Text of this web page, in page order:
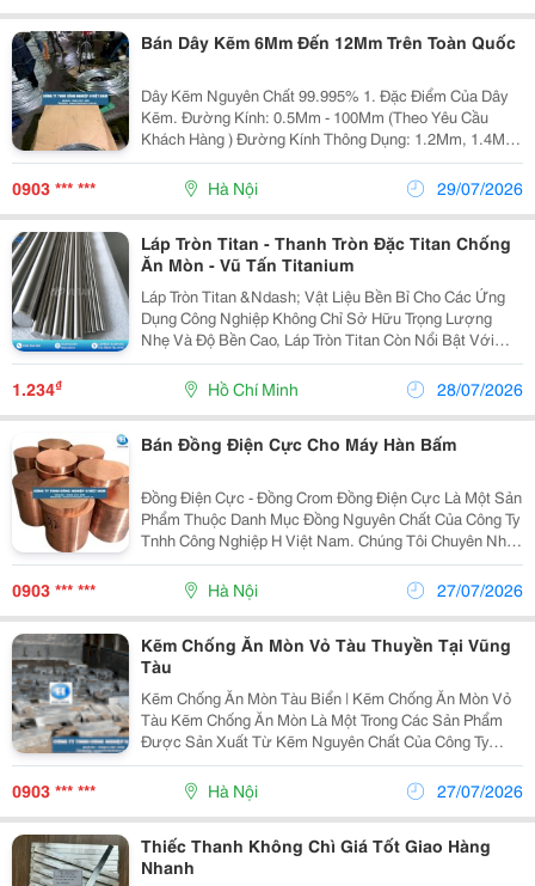
Bán Dây Kẽm 6Mm Đến 12Mm Trên Toàn Quốc
Dây Kẽm Nguyên Chất 99.995% 1. Đặc Điểm Của Dây
Kẽm. Đường Kính: 0.5Mm - 100Mm (Theo Yêu Cầu
Khách Hàng ) Đường Kính Thông Dụng: 1.2Mm, 1.4Mm,
2.0Mm, 2.5Mm, 3.0Mm Đóng Gói: 10-20Kg/Lô Nhựa,
10-25Kg/Cuộn, 50-250Kg/Thùng. 2. Thành Phần Cơ...
0903 *** *** Hà Nội 29/07/2026
Láp Tròn Titan - Thanh Tròn Đặc Titan Chống
Ăn Mòn - Vũ Tấn Titanium
Láp Tròn Titan &Ndash; Vật Liệu Bền Bỉ Cho Các Ứng
Dụng Công Nghiệp Không Chỉ Sở Hữu Trọng Lượng
Nhẹ Và Độ Bền Cao, Láp Tròn Titan Còn Nổi Bật Với
Khả Năng Chống Ăn Mòn Tốt, Phù Hợp Với Nhiều Môi
Trường Làm Việc Khắc Nghiệt. Láp Tròn Titan Được...
1.234₫ Hồ Chí Minh 28/07/2026
Bán Đồng Điện Cực Cho Máy Hàn Bấm
Đồng Điện Cực - Đồng Crom Đồng Điện Cực Là Một Sản
Phẩm Thuộc Danh Mục Đồng Nguyên Chất Của Công Ty
Tnhh Công Nghiệp H Việt Nam. Chúng Tôi Chuyên Nhập
Khẩu Và Bán Các Loại Đồng Điện Cực Chất Lượng Cao
( Đồng Điện Cực Crom (Cu-Cr) Và Đồng Điện Cực...
0903 *** *** Hà Nội 27/07/2026
Kẽm Chống Ăn Mòn Vỏ Tàu Thuyền Tại Vũng
Tàu
Kẽm Chống Ăn Mòn Tàu Biển | Kẽm Chống Ăn Mòn Vỏ
Tàu Kẽm Chống Ăn Mòn Là Một Trong Các Sản Phẩm
Được Sản Xuất Từ Kẽm Nguyên Chất Của Công Ty
Tnhh Công Nghiệp H Việt Nam. Công Ty Chúng Tôi Là
Nhà Sản Xuất Kẽm Chống Ăn Mòn Chuyên Nghiệp, Uy
Tín Với...
0903 *** *** Hà Nội 27/07/2026
Thiếc Thanh Không Chì Giá Tốt Giao Hàng
Nhanh